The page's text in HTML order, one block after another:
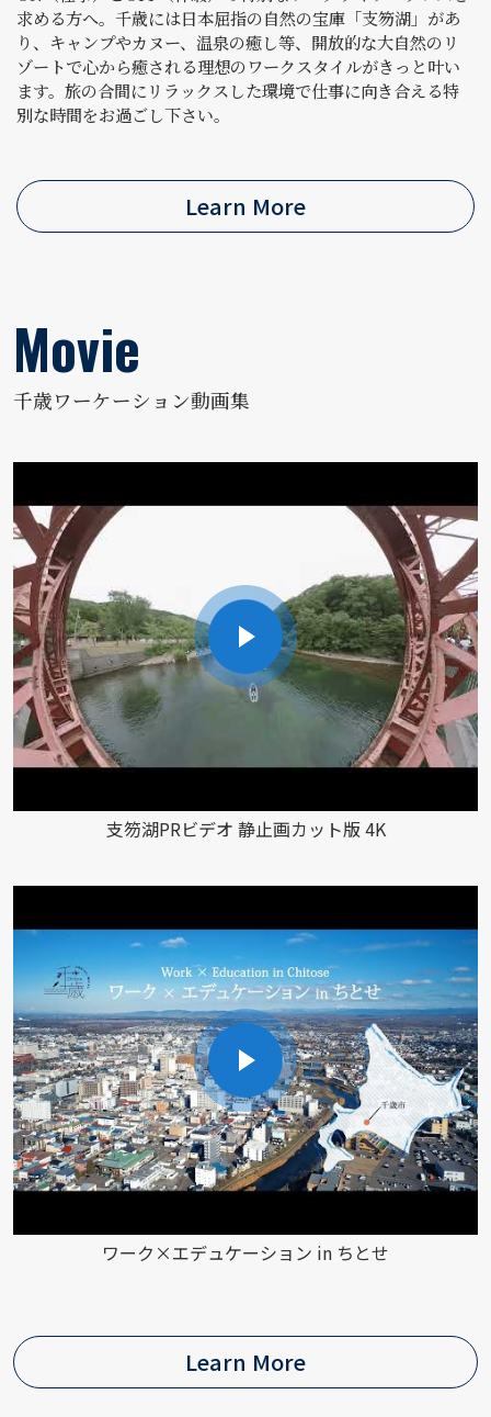
求める方へ。千歳には日本屈指の自然の宝庫「支笏湖」があ
り、キャンプやカヌー、温泉の癒し等、開放的な大自然のリ
ゾートで心から癒される理想のワークスタイルがきっと叶い
ます。旅の合間にリラックスした環境で仕事に向き合える特
別な時間をお過ごし下さい。
Learn More
千歳ワーケーション動画集
支笏湖PRビデオ 静止画カット版 4K
ワーク×エデュケーション in ちとせ
Learn More